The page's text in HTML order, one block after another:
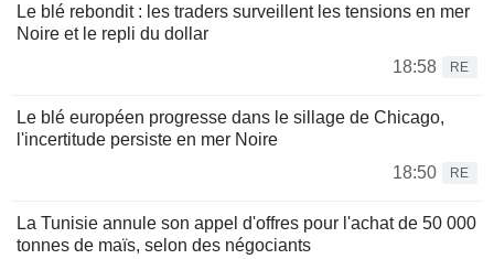
Le blé rebondit : les traders surveillent les tensions en mer
Noire et le repli du dollar
18:58
RE
Le blé européen progresse dans le sillage de Chicago,
l'incertitude persiste en mer Noire
18:50
RE
La Tunisie annule son appel d'offres pour l'achat de 50 000
tonnes de maïs, selon des négociants